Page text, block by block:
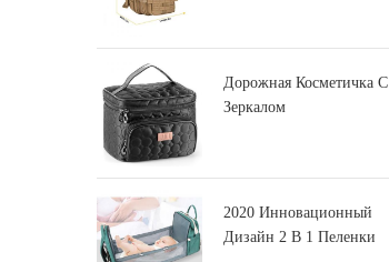
Дорожная Косметичка С
Зеркалом
Туалетных
Принадлежностей
2020 Инновационный
Дизайн 2 В 1 Пеленки